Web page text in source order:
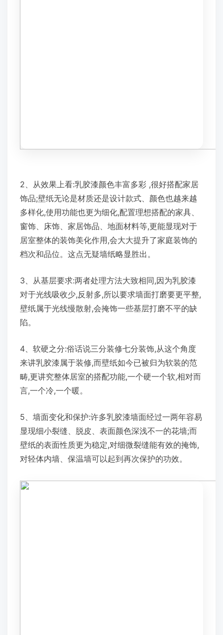
2、从效果上看:乳胶漆颜色丰富多彩 ,很好搭配家居
饰品;壁纸无论是材质还是设计款式、颜色也越来越
多样化,使用功能也更为细化,配置理想搭配的家具、
窗饰、床饰、家居饰品、地面材料等,更能显现对于
居室整体的装饰美化作用,会大大提升了家庭装饰的
档次和品位。这点无疑墙纸略显胜出。
3、从基层要求:两者处理方法大致相同,因为乳胶漆
对于光线吸收少,反射多,所以要求墙面打磨要更平整,
壁纸属于光线慢散射,会掩饰一些基层打磨不平的缺
陷。
4、软硬之分:俗话说三分装修七分装饰,从这个角度
来讲乳胶漆属于装修,而壁纸如今已被归为软装的范
畴,更讲究整体居室的搭配功能,一个硬一个软,相对而
言,一个冷,一个暖。
5、墙面变化和保护:许多乳胶漆墙面经过一两年容易
显现细小裂缝、脱皮、表面颜色深浅不一的花墙;而
壁纸的表面性质更为稳定,对细微裂缝能有效的掩饰,
对轻体内墙、保温墙可以起到再次保护的功效。